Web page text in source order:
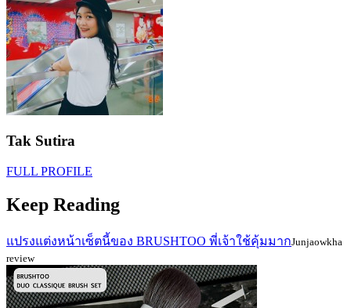
Tak Sutira
FULL PROFILE
Keep Reading
แปรงแต่งหน้าเซ็ตนี้ของ BRUSHTOO พี่เจ้าใช้คุ้มมากJunjaowkha
review